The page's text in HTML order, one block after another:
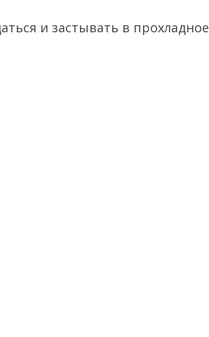
и застывать в прохладное